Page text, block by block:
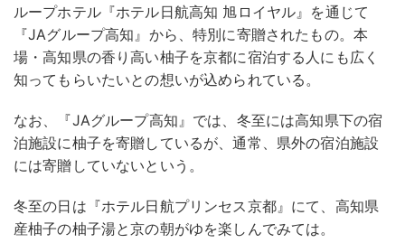
ループホテル『ホテル日航高知 旭ロイヤル』を通じて
『JAグループ高知』から、特別に寄贈されたもの。本
場・高知県の香り高い柚子を京都に宿泊する人にも広く
知ってもらいたいとの想いが込められている。
なお、『JAグループ高知』では、冬至には高知県下の宿
泊施設に柚子を寄贈しているが、通常、県外の宿泊施設
には寄贈していないという。
冬至の日は『ホテル日航プリンセス京都』にて、高知県
産柚子の柚子湯と京の朝がゆを楽しんでみては。